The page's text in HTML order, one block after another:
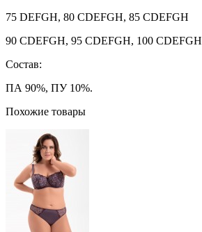
75 DEFGH, 80 CDEFGH, 85 CDEFGH
90 CDEFGH, 95 CDEFGH, 100 CDEFGH
Состав:
ПА 90%, ПУ 10%.
Похожие товары